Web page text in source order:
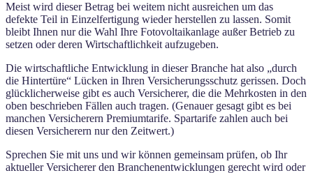
Meist wird dieser Betrag bei weitem nicht ausreichen um das
defekte Teil in Einzelfertigung wieder herstellen zu lassen. Somit
bleibt Ihnen nur die Wahl Ihre Fotovoltaikanlage außer Betrieb zu
setzen oder deren Wirtschaftlichkeit aufzugeben.
Die wirtschaftliche Entwicklung in dieser Branche hat also „durch
die Hintertüre“ Lücken in Ihren Versicherungsschutz gerissen. Doch
glücklicherweise gibt es auch Versicherer, die die Mehrkosten in den
oben beschrieben Fällen auch tragen. (Genauer gesagt gibt es bei
manchen Versicherern Premiumtarife. Spartarife zahlen auch bei
diesen Versicherern nur den Zeitwert.)
Sprechen Sie mit uns und wir können gemeinsam prüfen, ob Ihr
aktueller Versicherer den Branchenentwicklungen gerecht wird oder